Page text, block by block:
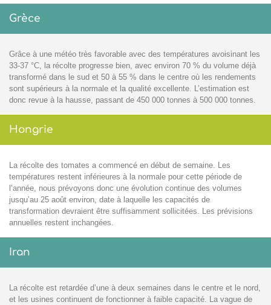
Grèce
Grâce à une météo très favorable avec des températures avoisinant les
33-37 °C, la récolte progresse bien, avec environ 70 % du volume déjà
transformé dans le sud et 50 à 55 % dans le centre où les rendements
sont supérieurs à la normale et la qualité excellente. L’estimation est
donc revue à la hausse, passant de 450 000 tonnes à 500 000 tonnes.
Hongrie
La récolte des tomates a commencé en début de semaine. Les
températures restent inférieures à la normale pour cette période de
l’année, nous prévoyons donc une évolution continue des volumes
jusqu’au 25 août environ, date à laquelle les capacités de
transformation devraient être suffisamment sollicitées. Les prévisions
annuelles restent inchangées.
Iran
La récolte est retardée d’une à deux semaines dans le centre et le nord,
et les usines continuent de fonctionner à faible capacité. La vague de